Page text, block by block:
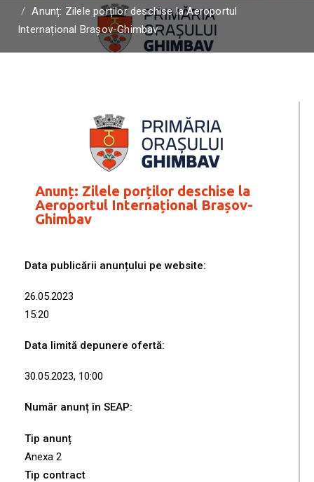
Anunț: Zilele porților deschise la Aeroportul
Internațional Brașov-Ghimbav
Anunț: Zilele porților deschise la
Aeroportul Internațional Brașov-
Ghimbav
Data publicării anunțului pe website:
26.05.2023
15:20
Data limită depunere ofertă:
30.05.2023, 10:00
Număr anunț în SEAP:
Tip anunț
Anexa 2
Tip contract